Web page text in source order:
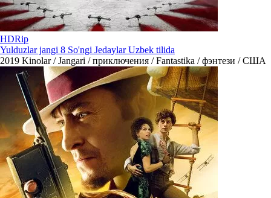
HDRip
Yulduzlar jangi 8 So'ngi Jedaylar Uzbek tilida
2019 Kinolar / Jangari / приключения / Fantastika / фэнтези / США